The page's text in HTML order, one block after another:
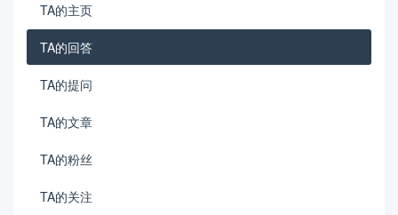
TA的主页
TA的回答
TA的提问
TA的文章
TA的粉丝
TA的关注